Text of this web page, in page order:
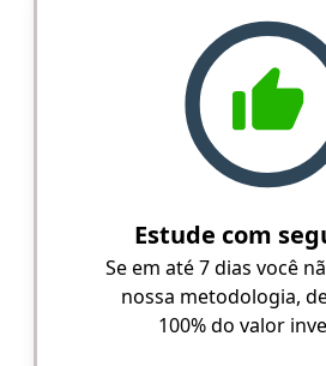
Estude com
Se em até 7 dias você
nossa metodologia,
100% do valor